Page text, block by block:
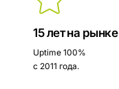
15 лет на рынке
Uptime 100%
с 2011 года.